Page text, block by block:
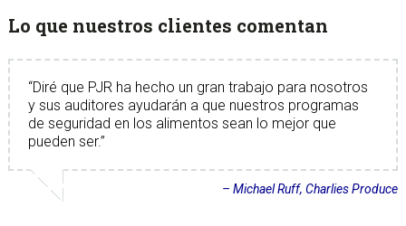
Lo que nuestros clientes comentan
Diré que PJR ha hecho un gran trabajo para nosotros
y sus auditores ayudarán a que nuestros programas
de seguridad en los alimentos sean lo mejor que
pueden ser.
Michael Ruff Charlies Produce